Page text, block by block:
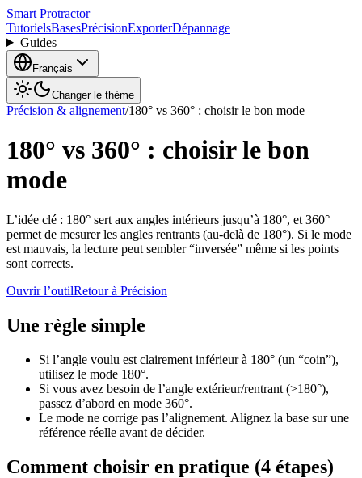
Smart Protractor
TutorielsBasesPrécisionExporterDépannage
Guides
Français
Changer le thème
Précision & alignement/180° vs 360° : choisir le bon mode
180° vs 360° : choisir le bon
mode
L’idée clé : 180° sert aux angles intérieurs jusqu’à 180°, et 360°
permet de mesurer les angles rentrants (au-delà de 180°). Si le mode
est mauvais, la lecture peut sembler “inversée” même si les points
sont corrects.
Ouvrir l’outilRetour à Précision
Une règle simple
Si l’angle voulu est clairement inférieur à 180° (un “coin”),
utilisez le mode 180°.
Si vous avez besoin de l’angle extérieur/rentrant (>180°),
passez d’abord en mode 360°.
Le mode ne corrige pas l’alignement. Alignez la base sur une
référence réelle avant de décider.
Comment choisir en pratique (4 étapes)